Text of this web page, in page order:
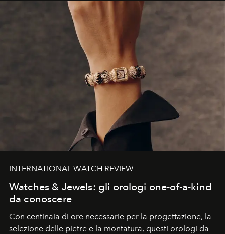
INTERNATIONAL WATCH REVIEW
Watches & Jewels: gli orologi one-of-a-kind
da conoscere
Con centinaia di ore necessarie per la progettazione, la
selezione delle pietre e la montatura, questi orologi da